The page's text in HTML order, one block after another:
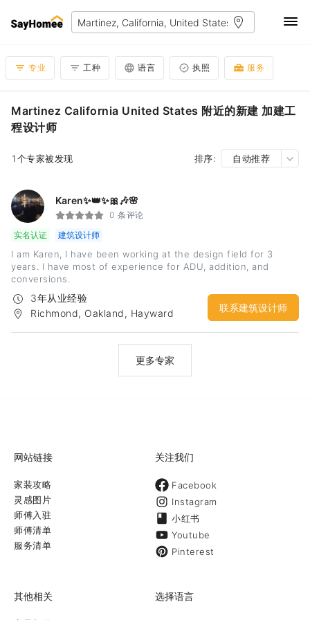
专业 工种 语言 执照 服务
Martinez California United States 附近的新建 加建工
程设计师
1个专家被发现 排序: 自动推荐
Karen✨👑✨🎀🎶🌸
0 条评论
实名认证
建筑设计师
I am Karen, I have been working at the design field for 3
years. I have most of experience for ADU, addition, and
conversions.
3年从业经验
Richmond, Oakland, Hayward
联系建筑设计师
更多专家
网站链接
家装攻略
灵感图片
师傅入驻
师傅清单
服务清单
关注我们
Facebook
Instagram
小红书
Youtube
Pinterest
其他相关 选择语言